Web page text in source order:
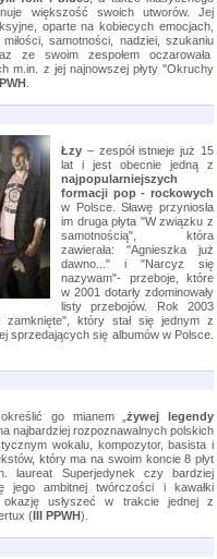
większość swoich utworów. Jej
oparte na kobiecych emocjach,
samotności, nadziei, szukaniu
ze swoim zespołem oczarowała
m.in. z jej najnowszej płyty "Okruchy
Łzy – zespół istnieje już 15
lat i jest obecnie jedną z
najpopularniejszych
formacji pop - rockowych
w Polsce. Sławę przyniosła
im druga płyta "W związku z
samotnością", która
zawierała: "Agnieszka już
dawno..." i "Narcyz się
nazywam"- przeboje, które
w 2001 dotarły zdominowały
listy przebojów. Rok 2003
który stał się jednym z
sprzedających się albumów w Polsce.
go mianem „żywej legendy
najbardziej rozpoznawalnych polskich
wokalu, kompozytor, basista i
który ma na swoim koncie 8 płyt
laureat Superjedynek czy bardziej
jego ambitnej twórczości i kawałki
usłyszeć w trakcie jednej z
(III PPWH).